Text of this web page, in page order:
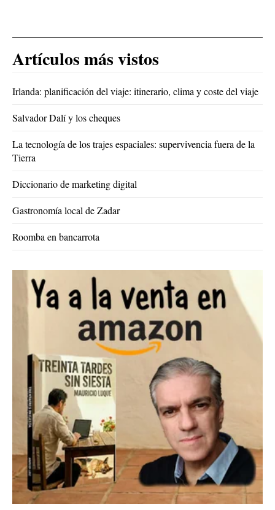
Artículos más vistos
Irlanda: planificación del viaje: itinerario, clima y coste del viaje
Salvador Dalí y los cheques
La tecnología de los trajes espaciales: supervivencia fuera de la
Tierra
Diccionario de marketing digital
Gastronomía local de Zadar
Roomba en bancarrota